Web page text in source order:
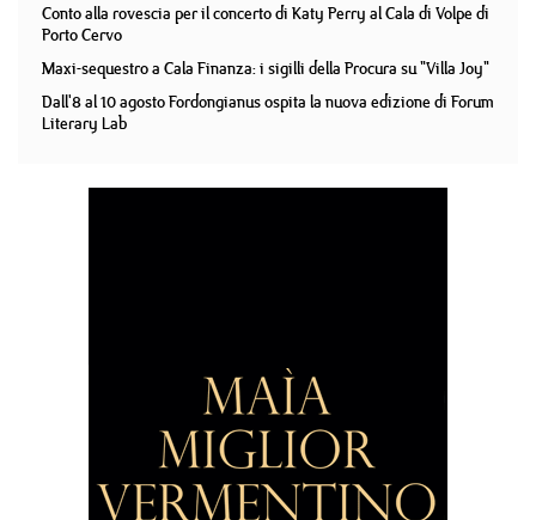
Conto alla rovescia per il concerto di Katy Perry al Cala di Volpe di
Porto Cervo
Maxi-sequestro a Cala Finanza: i sigilli della Procura su "Villa Joy"
Dall'8 al 10 agosto Fordongianus ospita la nuova edizione di Forum
Literary Lab